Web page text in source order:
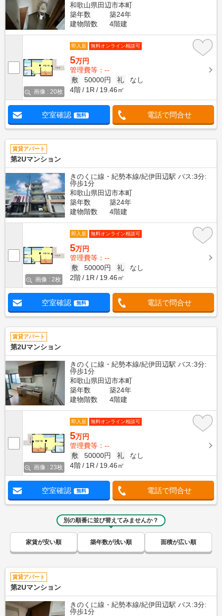
和歌山県田辺市本町
築年数
築24年
建物階数
4階建
画像 : 20枚
即入居 無料オンライン相談可
5万円
管理費等：--
敷
50000円 礼
なし
4階
1R 19.46㎡
空室確認 無料 電話で問合せ
賃貸アパート
第2Uマンション
きのくに線・紀勢本線/紀伊田辺駅 バス:3分:
停歩1分
和歌山県田辺市本町
築年数
築24年
建物階数
4階建
画像 : 2枚
即入居 無料オンライン相談可
5万円
管理費等：--
敷
50000円 礼
なし
2階
1R 19.46㎡
空室確認 無料 電話で問合せ
賃貸アパート
第2Uマンション
きのくに線・紀勢本線/紀伊田辺駅 バス:3分:
停歩1分
和歌山県田辺市本町
築年数
築24年
建物階数
4階建
画像 : 23枚
即入居 無料オンライン相談可
5万円
管理費等：--
敷
50000円 礼
なし
4階
1R 19.46㎡
空室確認 無料 電話で問合せ
別の順番に並び替えてみませんか？
家賃が安い順 築年数が浅い順 面積が広い順
賃貸アパート
第2Uマンション
きのくに線・紀勢本線/紀伊田辺駅 バス:3分:
停歩1分